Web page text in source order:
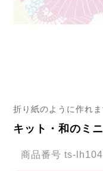
折り紙のように作れま
キット・和のミ
商品番号 ts-lh104